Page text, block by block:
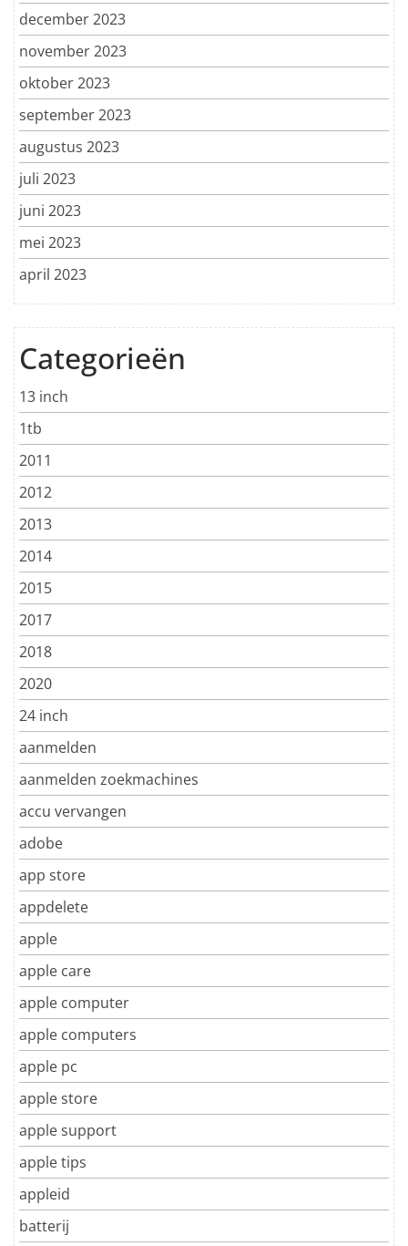
december 2023
november 2023
oktober 2023
september 2023
augustus 2023
juli 2023
juni 2023
mei 2023
april 2023
Categorieën
13 inch
1tb
2011
2012
2013
2014
2015
2017
2018
2020
24 inch
aanmelden
aanmelden zoekmachines
accu vervangen
adobe
app store
appdelete
apple
apple care
apple computer
apple computers
apple pc
apple store
apple support
apple tips
appleid
batterij